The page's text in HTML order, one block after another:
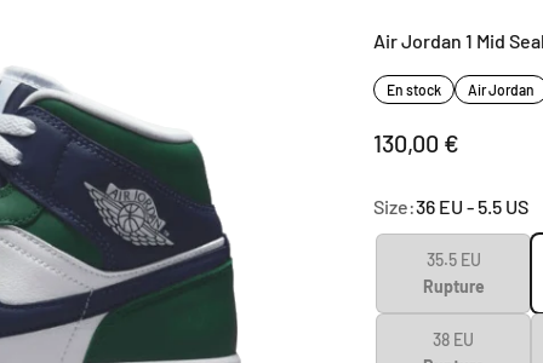
Air Jordan 1 Mid
En stock Air Jordan
Sale price
130,00 €
Size:36 EU - 5.5 US
35.5 EU
Rupture
38 EU